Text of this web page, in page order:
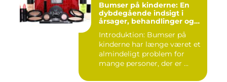
Bumser på kinderne: En
dybdegående indsigt i
årsager, behandlinger og
Introduktion: Bumser på
kinderne har længe været et
almindeligt problem for
mange personer, der er ...